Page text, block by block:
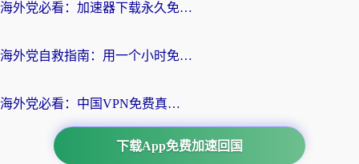
海外党必看：加速器下载永久免费版真的存在吗？教你无缝访问国内资源的正确姿势
海外党自救指南：用一个小时免费加速器，轻松打破国内资源访问壁垒？
海外党必看：中国VPN免费真的靠谱吗？手把手教你选对回国加速器
下载App免费加速回国